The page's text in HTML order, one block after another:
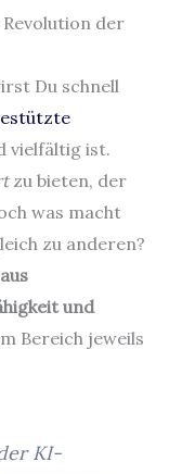
der
Du schnell
vielfältig ist.
zu bieten, der
was macht
zu anderen?
und
Bereich jeweils
KI-